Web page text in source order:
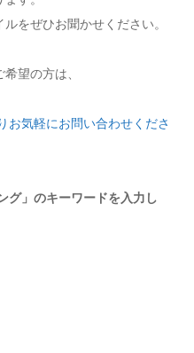
をぜひお聞かせください。
希望の方は、
お気軽にお問い合わせくださ
グ」のキーワードを入力し